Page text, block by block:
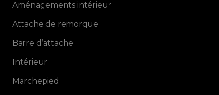
Aménagements intérieur
Attache de remorque
Barre d’attache
Intérieur
Marchepied